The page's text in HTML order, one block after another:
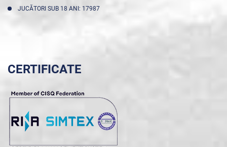
JUCĂTORI SUB 18 ANI: 17987
CERTIFICATE